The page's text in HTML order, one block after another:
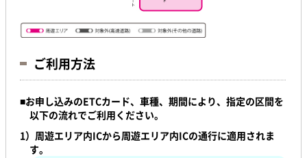
ご利用方法
■お申し込みのETCカード、車種、期間により、 指定の区間を
以下の流れでご利用ください。
1） 周遊エリア内ICから周遊エリア内ICの通行に適用されま
す。